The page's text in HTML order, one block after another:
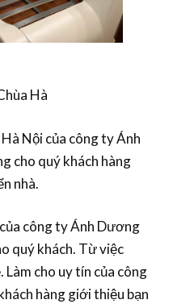
Hà
Nội của công ty Ánh
cho quý khách hàng
nhà.
công ty Ánh Dương
quý khách. Từ việc
Làm cho uy tín của công
hàng giới thiệu bạn